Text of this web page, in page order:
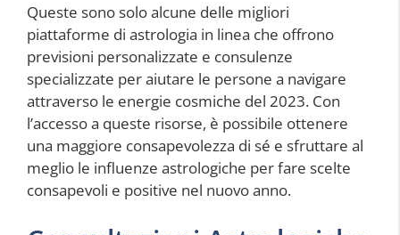
Queste sono solo alcune delle migliori
piattaforme di astrologia in linea che offrono
previsioni personalizzate e consulenze
specializzate per aiutare le persone a navigare
attraverso le energie cosmiche del 2023. Con
l’accesso a queste risorse, è possibile ottenere
una maggiore consapevolezza di sé e sfruttare al
meglio le influenze astrologiche per fare scelte
consapevoli e positive nel nuovo anno.